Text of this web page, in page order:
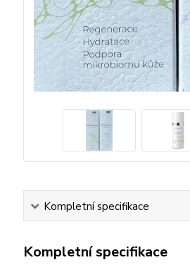
Kompletní specifikace
Kompletní specifikace